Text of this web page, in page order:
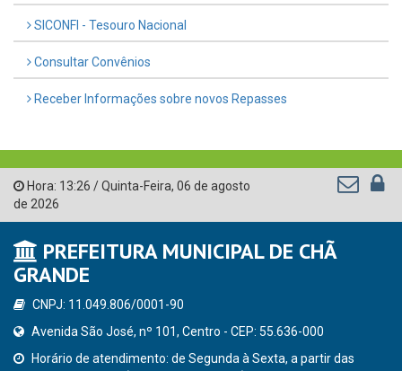
SICONFI - Tesouro Nacional
Consultar Convênios
Receber Informações sobre novos Repasses
Hora: 13:26 /Quinta-Feira, 06 de agosto
de 2026
PREFEITURA MUNICIPAL DE CHÃ
GRANDE
CNPJ: 11.049.806/0001-90
Avenida São José, nº 101, Centro - CEP: 55.636-000
Horário de atendimento: de Segunda à Sexta, a partir das